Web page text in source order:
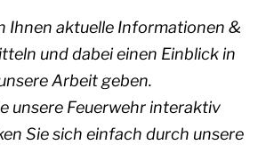
Ihnen aktuelle Informationen &
und dabei einen Einblick in
Arbeit geben.
unsere Feuerwehr interaktiv
Sie sich einfach durch unsere